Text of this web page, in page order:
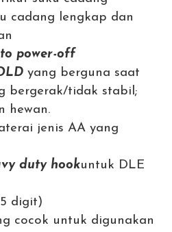
cadang lengkap dan
power-off
yang berguna saat
bergerak/tidak stabil;
hewan.
jenis AA yang
duty hookuntuk DLE
digit)
cocok untuk digunakan